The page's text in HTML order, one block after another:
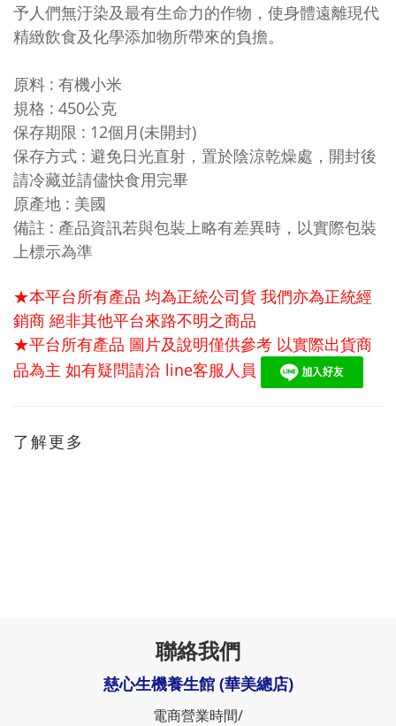
予人們無汙染及最有生命力的作物，使身體遠離現代
精緻飲食及化學添加物所帶來的負擔。
原料 : 有機小米
規格 : 450公克
保存期限 : 12個月(未開封)
保存方式 : 避免日光直射，置於陰涼乾燥處，開封後
請冷藏並請儘快食用完畢
原產地 : 美國
備註 : 產品資訊若與包裝上略有差異時，以實際包裝
上標示為準
★本平台所有產品 均為正統公司貨 我們亦為正統經
銷商 絕非其他平台來路不明之商品
★平台所有產品 圖片及說明僅供參考 以實際出貨商
品為主 如有疑問請洽 line客服人員
了解更多
聯絡我們
慈心生機養生館 (華美總店)
電商營業時間/